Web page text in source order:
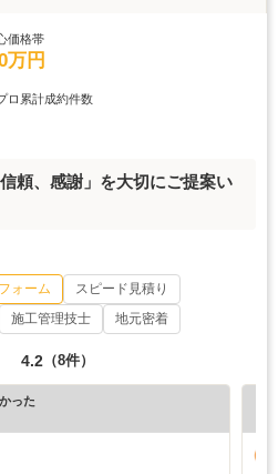
価格帯
万円
ロ累計成約件数
頼、感謝」を大切にご提案い
ォーム
スピード見積り
施工管理技士 地元密着
4.2 （8件）
った